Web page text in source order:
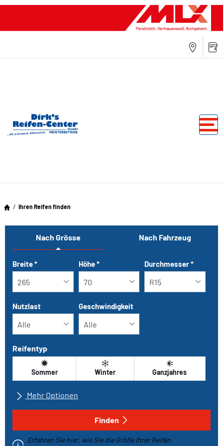
Ihren Reifen finden
Nach Grösse Nach Fahrzeug
Tab updated: Nach Grösse
Breite* Höhe* Durchmesser*
Nutzlast Geschwindigkeit
Reifentyp
Sommer Winter Ganzjahres
Mehr Optionen
Alle Marken
Finden
Erfahren Sie hier, wie Sie die Größe Ihrer Reifen